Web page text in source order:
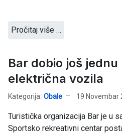
Pročitaj više …
Bar dobio još
električna vozila
Kategorija: Obale 19 Novembar
Turistička organizacija Bar je u
Sportsko rekreativni centar